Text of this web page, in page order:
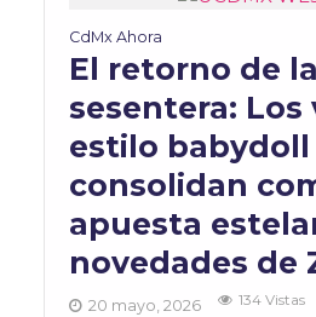
CdMx Ahora
El retorno de
sesentera: Los
estilo babydoll
consolidan
apuesta
novedades de
20 mayo, 2026
134 Vistas